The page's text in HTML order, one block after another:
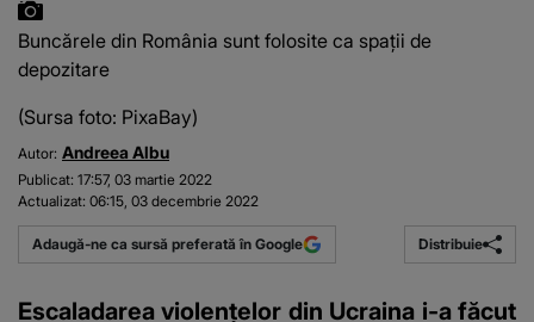
Buncărele din România sunt folosite ca spații de
depozitare
(Sursa foto: PixaBay)
Autor: Andreea Albu
Publicat: 17:57, 03 martie 2022
Actualizat: 06:15, 03 decembrie 2022
Adaugă-ne ca sursă preferată în Google Distribuie
Escaladarea violenţelor din Ucraina i-a făcut